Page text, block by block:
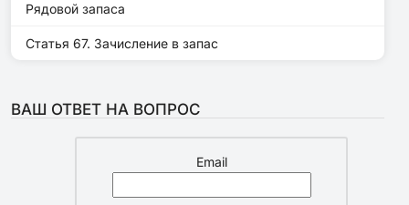
Рядовой запаса
Статья 67. Зачисление в запас
ВАШ ОТВЕТ НА ВОПРОС
Email